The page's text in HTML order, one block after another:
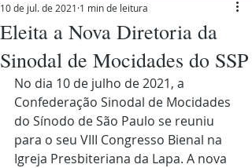
Eleita a Nova Diretoria da
Sinodal de Mocidades do SSP
10 de jul. de 2021 1 min de leitura
No dia 10 de julho de 2021, a
Confederação Sinodal de Mocidades
do Sínodo de São Paulo se reuniu
para o seu VIII Congresso Bienal na
Igreja Presbiteriana da Lapa. A nova